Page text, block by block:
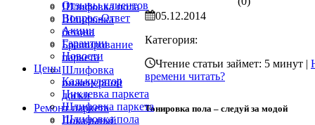
Отзывы клиентов
Вопрос-Ответ
Акции
Гарантии
Новости
Цены
Калькулятор
Циклевка паркета
Шлифовка паркета
Шлифовка пола
Шлифовка пола
Шлифовка
бетона
Браширование
паркета
Шлифовка
инженерной
доски
Ремонт паркета
Локальный
05.12.2014
Категория:
Чтение статьи займет: 5 минут |
времени читать?
Тонировка пола – следуй за модой